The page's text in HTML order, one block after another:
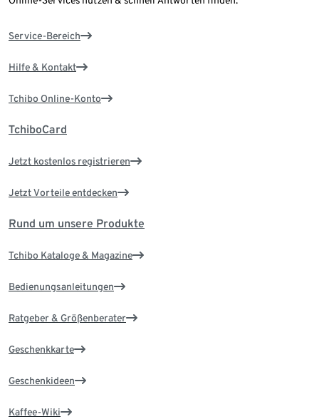
Service-Bereich
Hilfe & Kontakt
Tchibo Online-Konto
TchiboCard
Jetzt kostenlos registrieren
Jetzt Vorteile entdecken
Rund um unsere Produkte
Tchibo Kataloge & Magazine
Bedienungsanleitungen
Ratgeber & Größenberater
Geschenkkarte
Geschenkideen
Kaffee-Wiki